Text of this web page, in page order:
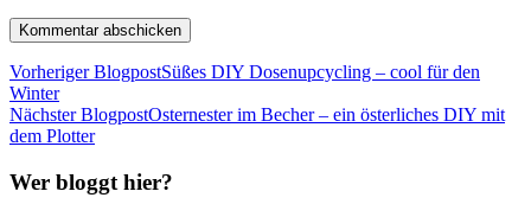
Vorheriger BlogpostSüßes DIY Dosenupcycling – cool für den
Winter
Nächster BlogpostOsternester im Becher – ein österliches DIY mit
dem Plotter
Wer bloggt hier?